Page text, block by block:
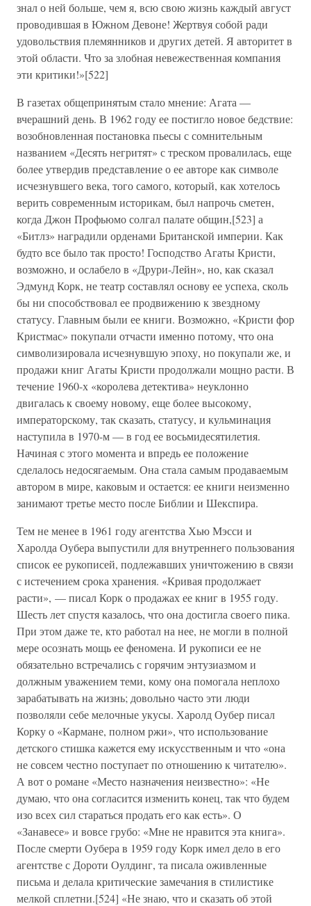
знал о ней больше, чем я, всю свою жизнь каждый август
проводившая в Южном Девоне! Жертвуя собой ради
удовольствия племянников и других детей. Я авторитет в
этой области. Что за злобная невежественная компания
эти критики!»[522]
В газетах общепринятым стало мнение: Агата —
вчерашний день. В 1962 году ее постигло новое бедствие:
возобновленная постановка пьесы с сомнительным
названием «Десять негритят» с треском провалилась, еще
более утвердив представление о ее авторе как символе
исчезнувшего века, того самого, который, как хотелось
верить современным историкам, был напрочь сметен,
когда Джон Профьюмо солгал палате общин,[523] а
«Битлз» наградили орденами Британской империи. Как
будто все было так просто! Господство Агаты Кристи,
возможно, и ослабело в «Друри-Лейн», но, как сказал
Эдмунд Корк, не театр составлял основу ее успеха, сколь
бы ни способствовал ее продвижению к звездному
статусу. Главным были ее книги. Возможно, «Кристи фор
Кристмас» покупали отчасти именно потому, что она
символизировала исчезнувшую эпоху, но покупали же, и
продажи книг Агаты Кристи продолжали мощно расти. В
течение 1960-х «королева детектива» неуклонно
двигалась к своему новому, еще более высокому,
императорскому, так сказать, статусу, и кульминация
наступила в 1970-м — в год ее восьмидесятилетия.
Начиная с этого момента и впредь ее положение
сделалось недосягаемым. Она стала самым продаваемым
автором в мире, каковым и остается: ее книги неизменно
занимают третье место после Библии и Шекспира.
Тем не менее в 1961 году агентства Хью Мэсси и
Харолда Оубера выпустили для внутреннего пользования
список ее рукописей, подлежавших уничтожению в связи
с истечением срока хранения. «Кривая продолжает
расти», — писал Корк о продажах ее книг в 1955 году.
Шесть лет спустя казалось, что она достигла своего пика.
При этом даже те, кто работал на нее, не могли в полной
мере осознать мощь ее феномена. И рукописи ее не
обязательно встречались с горячим энтузиазмом и
должным уважением теми, кому она помогала неплохо
зарабатывать на жизнь; довольно часто эти люди
позволяли себе мелочные укусы. Харолд Оубер писал
Корку о «Кармане, полном ржи», что использование
детского стишка кажется ему искусственным и что «она
не совсем честно поступает по отношению к читателю».
А вот о романе «Место назначения неизвестно»: «Не
думаю, что она согласится изменить конец, так что будем
изо всех сил стараться продать его как есть». О
«Занавесе» и вовсе грубо: «Мне не нравится эта книга».
После смерти Оубера в 1959 году Корк имел дело в его
агентстве с Дороти Оулдинг, та писала оживленные
письма и делала критические замечания в стилистике
мелкой сплетни.[524] «Не знаю, что и сказать об этой